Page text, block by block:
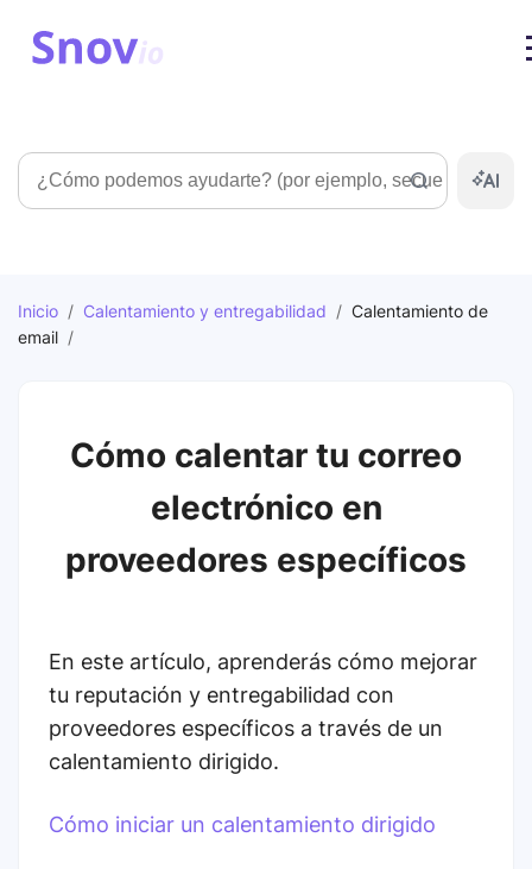
Búsqueda
Inicio / Calentamiento y entregabilidad / Calentamiento de
email /
Cómo calentar tu correo
electrónico en
proveedores específicos
En este artículo, aprenderás cómo mejorar
tu reputación y entregabilidad con
proveedores específicos a través de un
calentamiento dirigido.
Cómo iniciar un calentamiento dirigido